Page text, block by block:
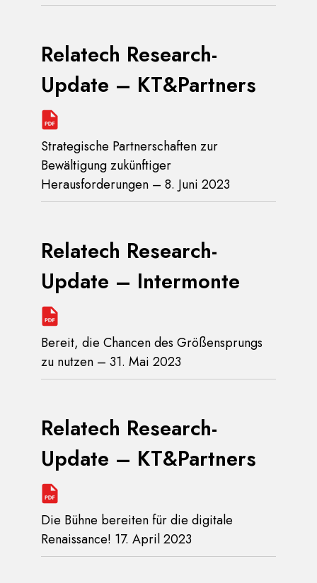
Relatech Research-
Update – KT&Partners
Strategische Partnerschaften zur
Bewältigung zukünftiger
Herausforderungen – 8. Juni 2023
Relatech Research-
Update – Intermonte
Bereit, die Chancen des Größensprungs
zu nutzen – 31. Mai 2023
Relatech Research-
Update – KT&Partners
Die Bühne bereiten für die digitale
Renaissance! 17. April 2023